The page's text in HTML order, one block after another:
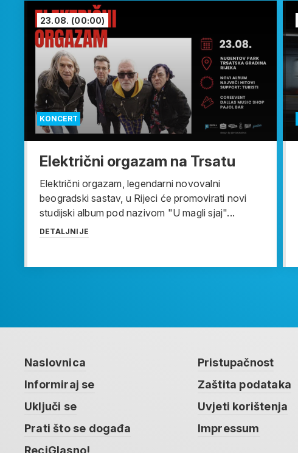
KONCERT
23.08. (00:00)
Električni orgazam na Trsatu
Električni orgazam, legendarni novovalni
beogradski sastav, u Rijeci će promovirati novi
studijski album pod nazivom "U magli sjaj"...
DETALJNIJE
Naslovnica
Informiraj se
Uključi se
Prati što se događa
ReciGlasno!
Pristupačnost
Zaštita podataka
Uvjeti korištenja
Impressum